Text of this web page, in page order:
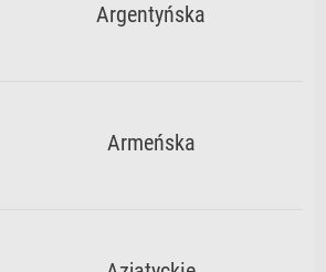
Argentyńska
Armeńska